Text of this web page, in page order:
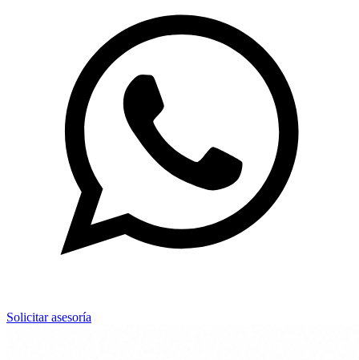
Solicitar asesoría